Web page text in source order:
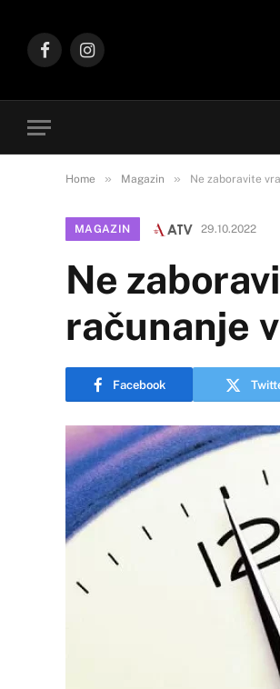
FacebookInstagram
Home » Magazin » Ne zaboravite
MAGAZIN 29.10.2022
Ne
računanje
Facebook